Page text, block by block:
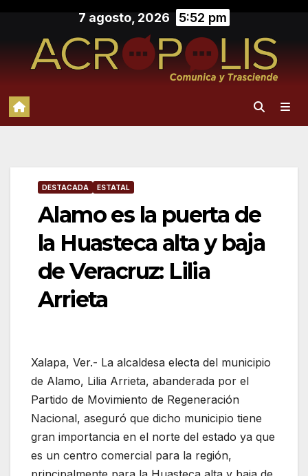
contenido
7 agosto, 2026 5:52 pm
DESTACADA ESTATAL
Alamo es la puerta de
la Huasteca alta y baja
de Veracruz: Lilia
Arrieta
Xalapa, Ver.- La alcaldesa electa del municipio
de Alamo, Lilia Arrieta, abanderada por el
Partido de Movimiento de Regeneración
Nacional, aseguró que dicho municipio tiene
gran importancia en el norte del estado ya que
es un centro comercial para la región,